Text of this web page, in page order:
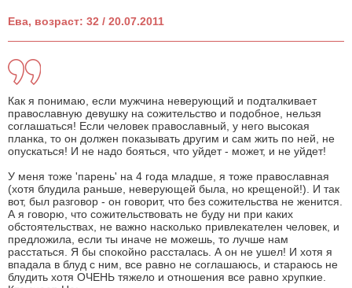
Ева, возраст: 32 / 20.07.2011
Как я понимаю, если мужчина неверующий и подталкивает
православную девушку на сожительство и подобное, нельзя
соглашаться! Если человек православный, у него высокая
планка, то он должен показывать другим и сам жить по ней, не
опускаться! И не надо бояться, что уйдет - может, и не уйдет!
У меня тоже 'парень' на 4 года младше, я тоже православная
(хотя блудила раньше, неверующей была, но крещеной!). И так
вот, был разговор - он говорит, что без сожительства не женится.
А я говорю, что сожительствовать не буду ни при каких
обстоятельствах, не важно насколько привлекателен человек, и
предложила, если ты иначе не можешь, то лучше нам
расстаться. Я бы спокойно рассталась. А он не ушел! И хотя я
впадала в блуд с ним, все равно не соглашаюсь, и стараюсь не
блудить хотя ОЧЕНЬ тяжело и отношения все равно хрупкие.